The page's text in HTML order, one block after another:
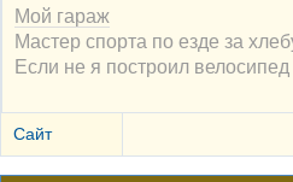
Мой гараж
Мастер спорта по езде за
Если не я построил
Сайт